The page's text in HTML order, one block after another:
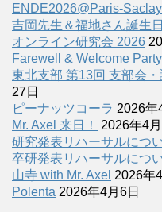
ENDE2026@Paris-Saclay
吉岡先生＆福地さん誕生
オンライン研究会 2026
Farewell & Welcome
東北支部 第13回 支部会
27日
ピーナッツコーラ 2026年
Mr. Axel 来日！
2026年4
研究発表リハーサルにつ
卒研発表リハーサルにつ
山寺 with Mr. Axel 2026年
Polenta 2026年4月6日